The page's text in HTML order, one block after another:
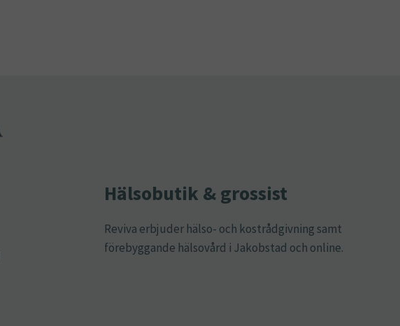
Hälsobutik & grossist
Reviva erbjuder hälso- och kostrådgivning samt
förebyggande hälsovård i Jakobstad och online.